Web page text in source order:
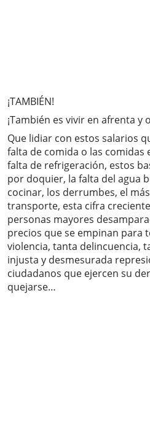
¡TAMBIÉN!
¡También es vivir en afrenta y
Que lidiar con estos salarios
falta de comida o las comidas
falta de refrigeración, estos
por doquier, la falta del agua
cocinar, los derrumbes, el
transporte, esta cifra
personas mayores
precios que se empinan para
violencia, tanta delincuencia,
injusta y desmesurada
ciudadanos que ejercen su
quejarse…